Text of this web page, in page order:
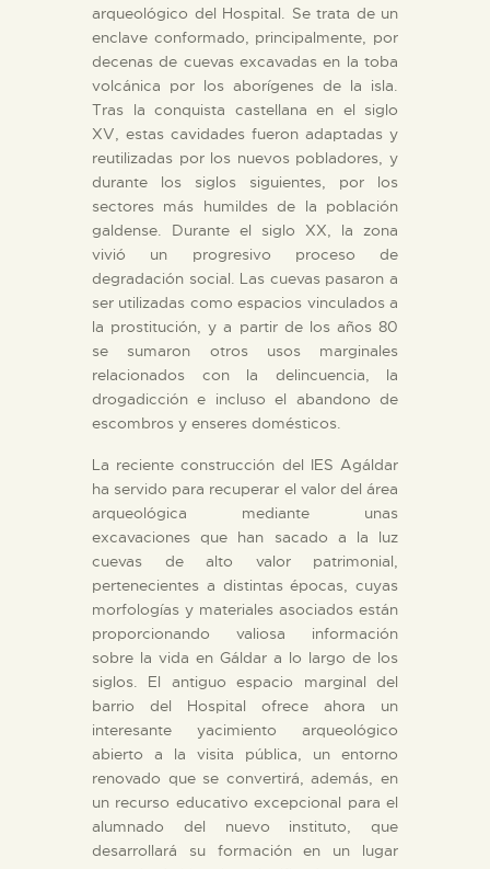
arqueológico del Hospital. Se trata de un
enclave conformado, principalmente, por
decenas de cuevas excavadas en la toba
volcánica por los aborígenes de la isla.
Tras la conquista castellana en el siglo
XV, estas cavidades fueron adaptadas y
reutilizadas por los nuevos pobladores, y
durante los siglos siguientes, por los
sectores más humildes de la población
galdense. Durante el siglo XX, la zona
vivió un progresivo proceso de
degradación social. Las cuevas pasaron a
ser utilizadas como espacios vinculados a
la prostitución, y a partir de los años 80
se sumaron otros usos marginales
relacionados con la delincuencia, la
drogadicción e incluso el abandono de
escombros y enseres domésticos.
La reciente construcción del IES Agáldar
ha servido para recuperar el valor del área
arqueológica mediante unas
excavaciones que han sacado a la luz
cuevas de alto valor patrimonial,
pertenecientes a distintas épocas, cuyas
morfologías y materiales asociados están
proporcionando valiosa información
sobre la vida en Gáldar a lo largo de los
siglos. El antiguo espacio marginal del
barrio del Hospital ofrece ahora un
interesante yacimiento arqueológico
abierto a la visita pública, un entorno
renovado que se convertirá, además, en
un recurso educativo excepcional para el
alumnado del nuevo instituto, que
desarrollará su formación en un lugar